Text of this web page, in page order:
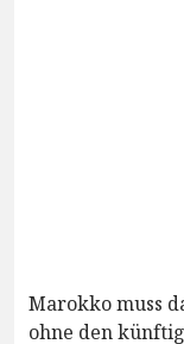
Marokko muss
ohne den